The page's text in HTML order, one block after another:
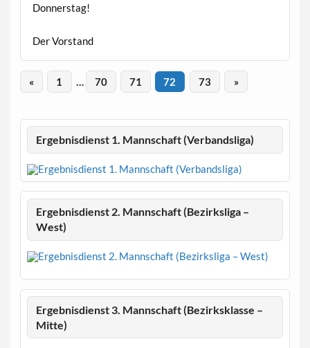
Donnerstag!
Der Vorstand
« 1 … 70 71 72 73 »
Ergebnisdienst 1. Mannschaft (Verbandsliga)
Ergebnisdienst 2. Mannschaft (Bezirksliga –
West)
Ergebnisdienst 3. Mannschaft (Bezirksklasse –
Mitte)